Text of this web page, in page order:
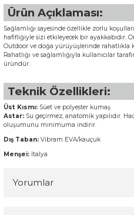
Ürün Açıklaması:
Sağlamlığı sayesinde özellikle zorlu
hafifliğiyle sizi etkileyecek bir ayakkabıdır.
Outdoor ve doğa yürüyüşlerinde rahatlıkla
Rahatlığı ve sağlamlığıyla kullanıcılar
üründür.
Teknik Özellikleri:
Üst Kısmı: Süet ve polyester kumaş
Astar: Su geçirmez, anatomik yapılıdır.
oluşumunu minimuma indirir.
Dış Taban: Vibram EVA/kauçuk
Menşei: İtalya
Yorumlar